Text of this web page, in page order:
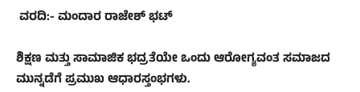
​ ವರದಿ:- ಮಂದಾರ ರಾಜೇಶ್ ಭಟ್
ಶಿಕ್ಷಣ ಮತ್ತು ಸಾಮಾಜಿಕ ಭದ್ರತೆಯೇ ಒಂದು ಆರೋಗ್ಯವಂತ ಸಮಾಜದ
ಮುನ್ನಡೆಗೆ ಪ್ರಮುಖ ಆಧಾರಸ್ತಂಭಗಳು.